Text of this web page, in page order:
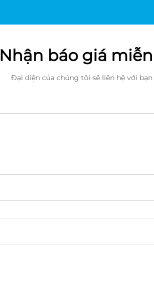
Nhận báo giá
Đại diện của chúng tôi sẽ liên hệ với bạn